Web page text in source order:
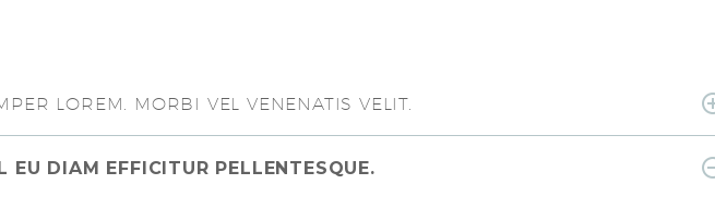
LOREM. MORBI VEL VENENATIS VELIT.
EU DIAM EFFICITUR PELLENTESQUE.